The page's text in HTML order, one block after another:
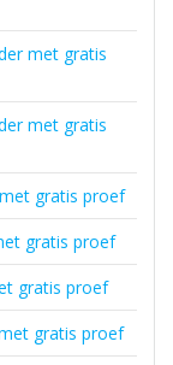
met gratis
met gratis
gratis proef
gratis proef
gratis proef
gratis proef